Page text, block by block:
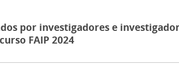
por investigadores e
FAIP 2024